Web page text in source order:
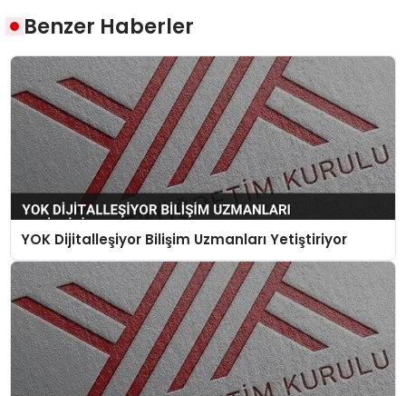
Benzer Haberler
YOK Dijitalleşiyor Bilişim Uzmanları Yetiştiriyor